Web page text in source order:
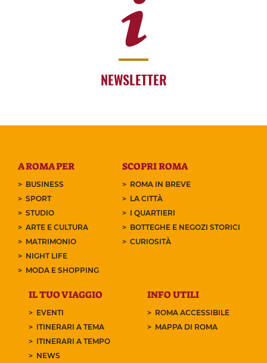
NEWSLETTER
A ROMA PER
BUSINESS
SPORT
STUDIO
ARTE E CULTURA
MATRIMONIO
NIGHT LIFE
MODA E SHOPPING
SCOPRI ROMA
ROMA IN BREVE
LA CITTÀ
I QUARTIERI
BOTTEGHE E NEGOZI STORICI
CURIOSITÀ
IL TUO VIAGGIO
EVENTI
ITINERARI A TEMA
ITINERARI A TEMPO
NEWS
INFO UTILI
ROMA ACCESSIBILE
MAPPA DI ROMA